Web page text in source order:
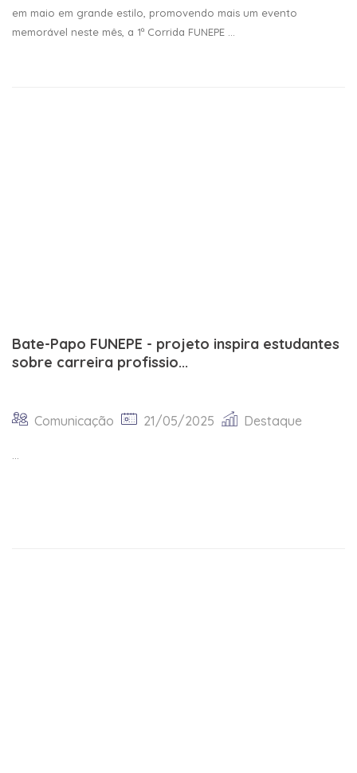
em maio em grande estilo, promovendo mais um evento
memorável neste mês, a 1ª Corrida FUNEPE ...
Bate-Papo FUNEPE - projeto inspira estudantes
sobre carreira profissio...
Comunicação 21/05/2025 Destaque